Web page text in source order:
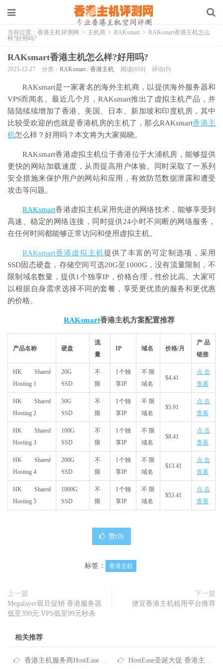
当前位置： 香港主机评测网 > 主机商 > RAKsmart > RAKsmart香港主机怎么
样?好用吗?
RAKsmart香港主机怎么样?好用吗?
2023-12-27 分类： RAKsmart / 香港主机 阅读(618) 评论(0)
RAKsmart是一家著名的海外主机商，以提供海外服务器和
VPS而闻名。最近几个月，RAKsmart推出了虚拟主机产品，并
陆陆续续增加了香港、美国、日本、新加坡和印度机房，其中
比较受欢迎的也就是香港机房的主机了，那么RAKsmart香港主
机怎么样？好用吗？本文将为大家揭晓。
RAKsmart香港虚拟主机位于香港位于大浦机房，能够提供
更快的网站加载速度，从而提高用户体验。同时采取了一系列
安全措施来保护用户的网站和应用，有效防范数据泄露和遭受
攻击等问题。
RAKsmart香港虚拟主机采用先进的网络技术，能够享受到
高速、稳定的网络连接，同时提供24小时不间断的网络服务，
在任何时间都能够正常访问和使用虚拟主机。
RAKsmart香港虚拟主机提供了丰富的可定制选项，采用
SSD固态硬盘，存储空间可选20G至1000G，没有流量限制，不
限制域名数量，提供1个独享IP，价格合理，性价比高。大家可
以根据自身需求选择不同的套餐，享受更优质的服务和更优惠
的价格。
RAKsmart香港主机方案配置推荐
产品名称 硬盘
流
量
IP 域名 价格/月
产品
链接
HK Shared
Hosting 1
20G
SSD
不
限
1个独
享IP
不限
域名
$4.41
点击
查看
HK Shared
Hosting 2
50G
SSD
不
限
1个独
享IP
不限
域名
$5.91
点击
查看
HK Shared
Hosting 3
100G
SSD
不
限
1个独
享IP
不限
域名
$8.41
点击
查看
HK Shared
Hosting 4
200G
SSD
不
限
1个独
享IP
不限
域名
$13.41
点击
查看
HK Shared
Hosting 5
1000G
SSD
不
限
1个独
享IP
不限
域名
$53.41
点击
查看
赞(0)
标签： 香港主机
上一篇
Megalayer双旦促销 香港服务器
低至399元 VPS低至99元秒杀
下一篇
便宜香港主机租用平台推荐
相关推荐
香港主机服务商HostEase推出2026年度六折优惠码 HostEase圣诞大促 香港主机六折优惠低至$3.57/月 买独服最高送256IP